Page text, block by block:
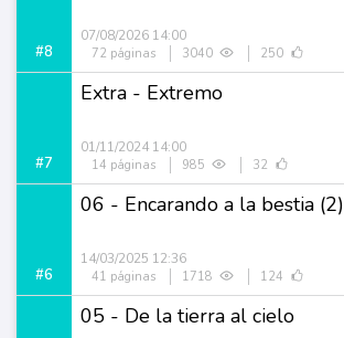
#8
07/08/2026 14:00
72 páginas 3040 250
#7
Extra - Extremo
01/11/2024 14:00
14 páginas 985 32
#6
06 - Encarando a la bestia (2)
14/03/2025 12:36
41 páginas 1718 124
05 - De la tierra al cielo